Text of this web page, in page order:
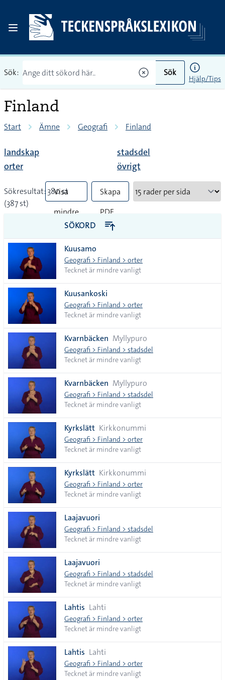
Sök: Sök
Hjälp/Tips
Finland
Start Ämne Geografi Finland
landskap
orter
stadsdel
övrigt
Sökresultat: 380 st
(387 st)
Visa
mindre
tecken
Skapa
PDF
SÖKORD
Kuusamo
Geografi > Finland > orter
Tecknet är mindre vanligt
Kuusankoski
Geografi > Finland > orter
Tecknet är mindre vanligt
Kvarnbäcken Myllypuro
Geografi > Finland > stadsdel
Tecknet är mindre vanligt
Kvarnbäcken Myllypuro
Geografi > Finland > stadsdel
Tecknet är mindre vanligt
Kyrkslätt Kirkkonummi
Geografi > Finland > orter
Tecknet är mindre vanligt
Kyrkslätt Kirkkonummi
Geografi > Finland > orter
Tecknet är mindre vanligt
Laajavuori
Geografi > Finland > stadsdel
Tecknet är mindre vanligt
Laajavuori
Geografi > Finland > stadsdel
Tecknet är mindre vanligt
Lahtis Lahti
Geografi > Finland > orter
Tecknet är mindre vanligt
Lahtis Lahti
Geografi > Finland > orter
Tecknet är mindre vanligt